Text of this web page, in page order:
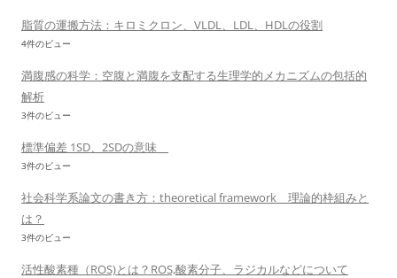
脂質の運搬方法：キロミクロン、VLDL、LDL、HDLの役割
4件のビュー
満腹感の科学：空腹と満腹を支配する生理学的メカニズムの包括的
解析
3件のビュー
標準偏差 1SD、2SDの意味
3件のビュー
社会科学系論文の書き方：theoretical framework 理論的枠組みと
は？
3件のビュー
活性酸素種（ROS)とは？ROS,酸素分子、ラジカルなどについて